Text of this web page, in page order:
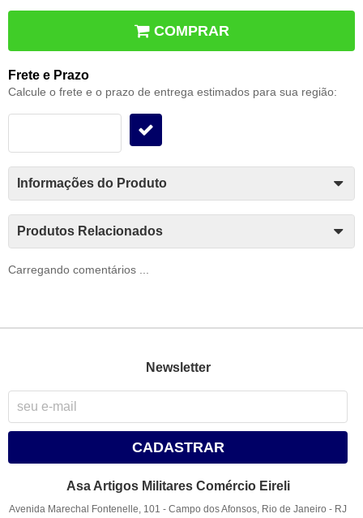
COMPRAR
Frete e Prazo
Calcule o frete e o prazo de entrega estimados para sua região:
Informações do Produto
Produtos Relacionados
Carregando comentários ...
Newsletter
CADASTRAR
Asa Artigos Militares Comércio Eireli
Avenida Marechal Fontenelle, 101 -Campo dos Afonsos, Rio de Janeiro - RJ